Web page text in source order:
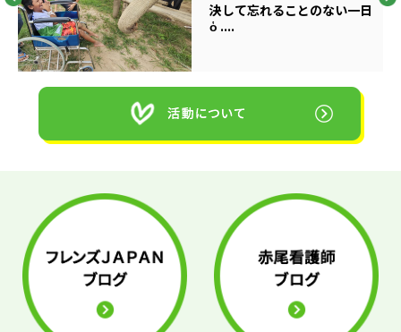
決して忘れることのない一日
ὁ ....